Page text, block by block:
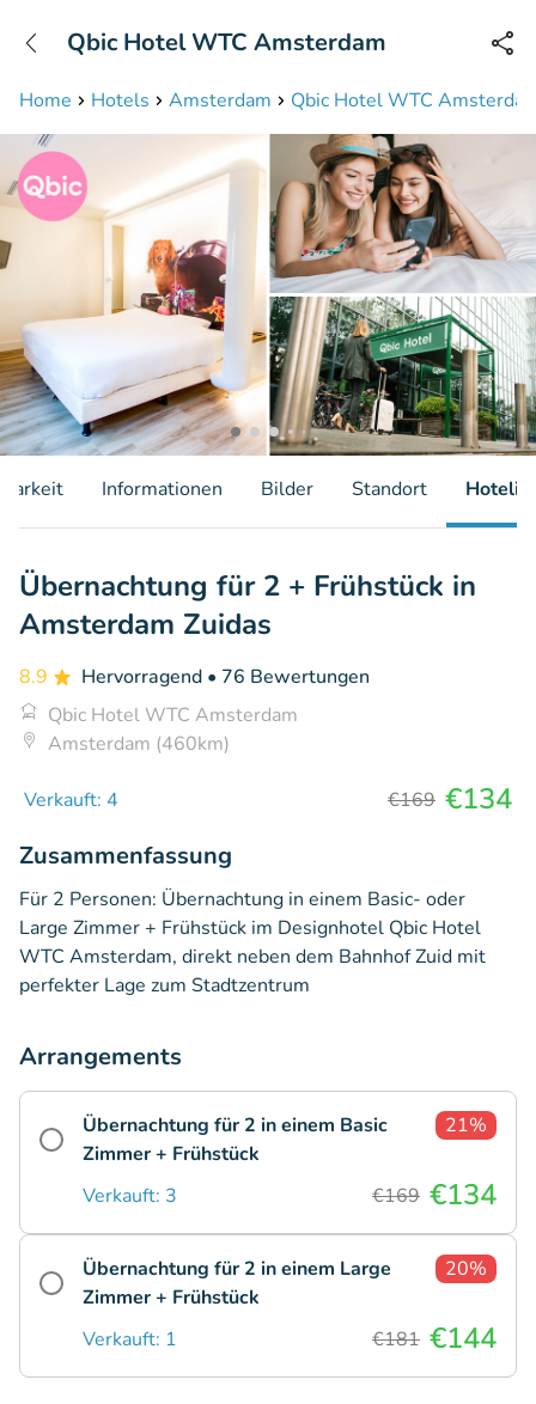
Erreichbar bis 23:00 Uhr
Home Hotels Amsterdam Qbic Hotel WTC
Qbic Hotel WTC Amsterdam
Informationen Bilder Standort
Übernachtung für 2 + Frühstück in
Amsterdam Zuidas
8.9 Hervorragend • 76 Bewertungen
Qbic Hotel WTC Amsterdam
Amsterdam (460km)
Verkauft: 4 €169 €134
Zusammenfassung
Für 2 Personen: Übernachtung in einem Basic- oder
Large Zimmer + Frühstück im Designhotel Qbic Hotel
WTC Amsterdam, direkt neben dem Bahnhof Zuid mit
perfekter Lage zum Stadtzentrum
Arrangements
Übernachtung für 2 in einem Basic
Zimmer + Frühstück
21%
Verkauft: 3 €169 €134
Übernachtung für 2 in einem Large
Zimmer + Frühstück
20%
Verkauft: 1 €181 €144